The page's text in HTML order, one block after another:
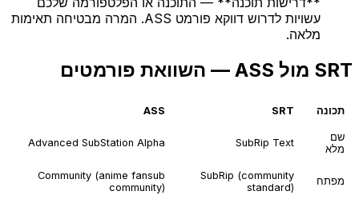
עשויות לדרוש דווקא פורמט ASS. המרה מבטיחה תאימות
מלאה.
SRT מול ASS — השוואת פורמטים
תכונה SRT
ASS
שם
מלא
SubRip Text
Advanced SubStation Alpha
מפתח
SubRip (community
standard)
Community (anime fansub
community)